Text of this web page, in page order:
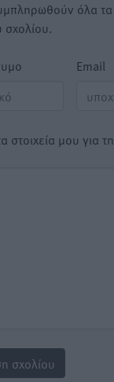
όλα τα
Email
στοιχεία μου για